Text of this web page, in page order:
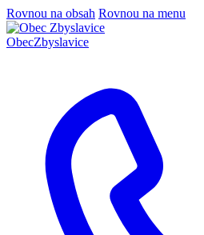
Rovnou na obsah Rovnou na menu
ObecZbyslavice